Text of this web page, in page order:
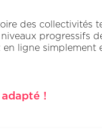
des collectivités
progressifs
en ligne simplement
!